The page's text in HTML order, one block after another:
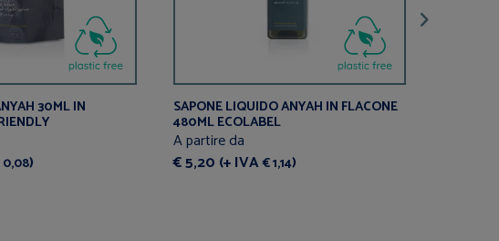
30ML IN
0,08)
SAPONE LIQUIDO ANYAH IN FLACONE
480ML ECOLABEL
A partire da
€ 5,20 (+ IVA€ 1,14)